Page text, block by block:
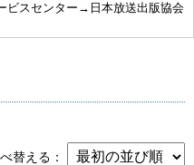
ビスセンター→日本放送出版協会
替える